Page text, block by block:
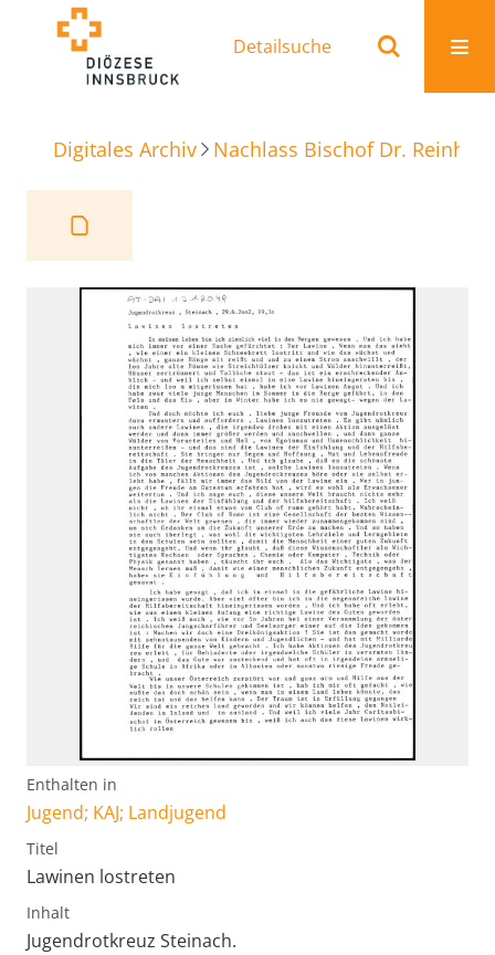
Detailsuche
Digitales Archiv Nachlass Bischof Dr.
Enthalten in
Jugend; KAJ; Landjugend
Titel
Lawinen lostreten
Inhalt
Jugendrotkreuz Steinach.